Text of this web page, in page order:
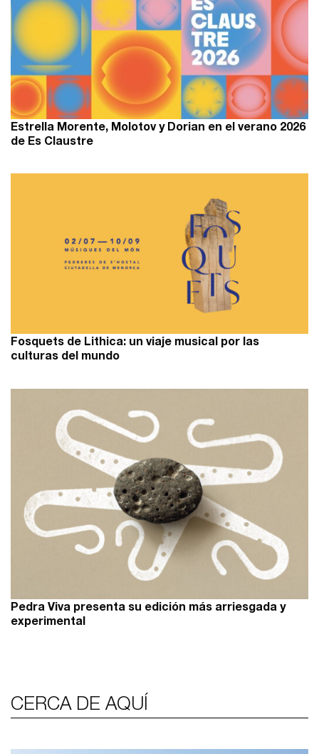
Estrella Morente, Molotov y Dorian en el verano 2026
de Es Claustre
Fosquets de Lithica: un viaje musical por las
culturas del mundo
Pedra Viva presenta su edición más arriesgada y
experimental
CERCA DE AQUÍ